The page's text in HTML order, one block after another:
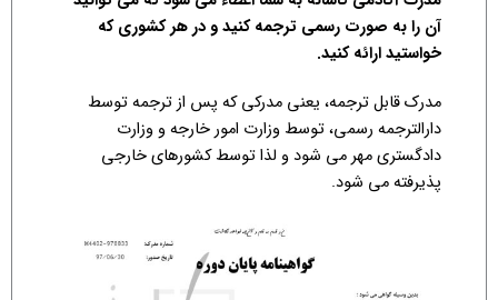
آن را به صورت رسمی ترجمه کنید و در هر کشوری که
خواستید ارائه کنید.
مدرک قابل ترجمه، یعنی مدرکی که پس از ترجمه توسط
دارالترجمه رسمی، توسط وزارت امور خارجه و وزارت
دادگستری مهر می شود و لذا توسط کشورهای خارجی
پذیرفته می شود.